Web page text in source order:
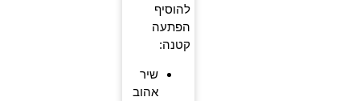
להוסיף
הפתעה
קטנה:
שיר
אהוב